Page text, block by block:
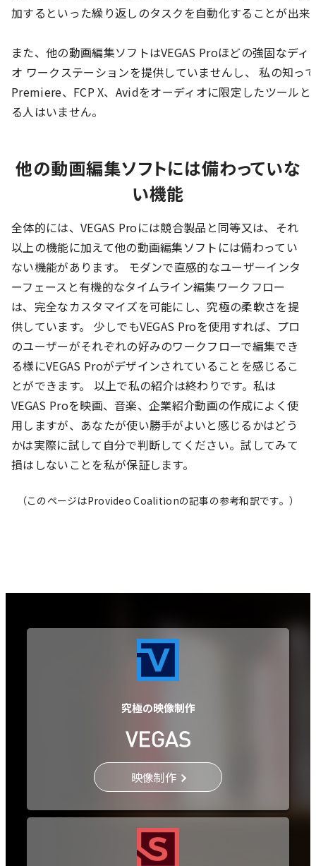
加するといった繰り返しのタスクを自動化することが出来
また、他の動画編集ソフトはVEGAS Proほどの強固なディ
オ ワークステーションを提供していませんし、 私の知っ
Premiere、FCP X、Avidをオーディオに限定したツールと
る人はいません。
他の動画編集ソフトには備わっていな
い機能
全体的には、VEGAS Proには競合製品と同等又は、それ
以上の機能に加えて他の動画編集ソフトには備わってい
ない機能があります。 モダンで直感的なユーザーインタ
ーフェースと有機的なタイムライン編集ワークフロー
は、完全なカスタマイズを可能にし、究極の柔軟さを提
供しています。 少しでもVEGAS Proを使用すれば、プロ
のユーザーがそれぞれの好みのワークフローで編集でき
る様にVEGAS Proがデザインされていることを感じるこ
とができます。 以上で私の紹介は終わりです。私は
VEGAS Proを映画、音楽、企業紹介動画の作成によく使
用しますが、あなたが使い勝手がよいと感じるかはどう
かは実際に試して自分で判断してください。試してみて
損はしないことを私が保証します。
（このページはProvideo Coalitionの記事の参考和訳です。）
究極の映像制作
映像制作